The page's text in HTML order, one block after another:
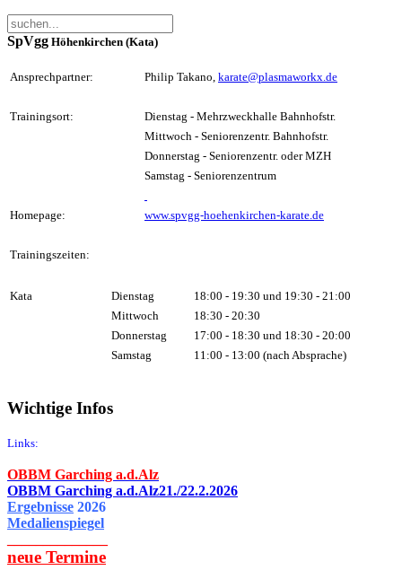
SpVgg Höhenkirchen (Kata)
Ansprechpartner: Philip Takano, karate@plasmaworkx.de
Trainingsort:
Dienstag - Mehrzweckhalle Bahnhofstr.
Mittwoch - Seniorenzentr. Bahnhofstr.
Donnerstag - Seniorenzentr. oder MZH
Samstag - Seniorenzentrum
Homepage: www.spvgg-hoehenkirchen-karate.de
Trainingszeiten:
Kata Dienstag
18:00 - 19:30 und 19:30 - 21:00
Mittwoch
18:30 - 20:30
Donnerstag
17:00 - 18:30 und 18:30 - 20:00
Samstag
11:00 - 13:00 (nach Absprache)
Wichtige Infos
Links:
OBBM Garching a.d.Alz
OBBM Garching a.d.Alz21./22.2.2026
Ergebnisse 2026
Medalienspiegel
neue Termine